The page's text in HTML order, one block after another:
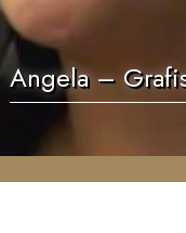
Angela –